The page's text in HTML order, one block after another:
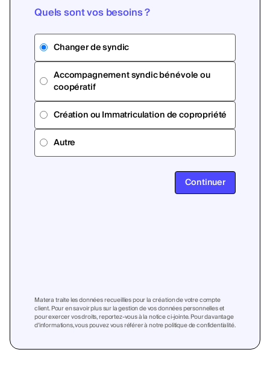
Quels sont vos besoins ?
Changer de syndic
Accompagnement syndic bénévole ou
coopératif
Création ou Immatriculation de copropriété
Autre
Continuer
Matera traite les données recueillies pour la création de votre compte
client. Pour en savoir plus sur la gestion de vos données personnelles et
pour exercer vos droits, reportez-vous à la notice ci-jointe. Pour davantage
d’informations, vous pouvez vous référer à notre politique de confidentialité.